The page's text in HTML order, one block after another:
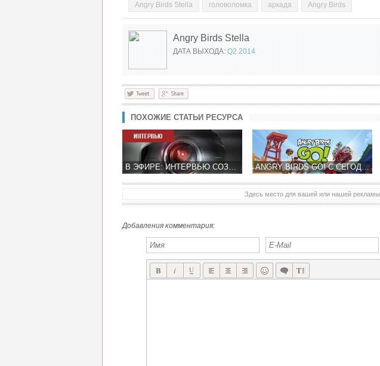
Angry Birds Stella головоломка аркада Angry Birds
Angry Birds Stella
ДАТА ВЫХОДА: Q2 2014
ПОХОЖИЕ СТАТЬИ РЕСУРСА
В ЭФИРЕ: ИНТЕРВЬЮ СОЗДАТЕЛЯМИ СТЕЛС ИГРЫ REPUBLIQUE ANGRY BIRDS GO! С СЕГОДНЯШНЕГО ДНЯ ДОСТУПЕН ПО ВСЕМУ МИРУ!
Здесь место для вашей или нашей рекламы
Добавления комментария: